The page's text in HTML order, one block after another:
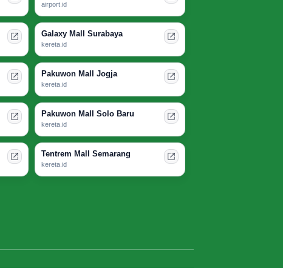
airport.id
Galaxy Mall Surabaya
kereta.id
Pakuwon Mall Jogja
kereta.id
Pakuwon Mall Solo Baru
kereta.id
Tentrem Mall Semarang
kereta.id